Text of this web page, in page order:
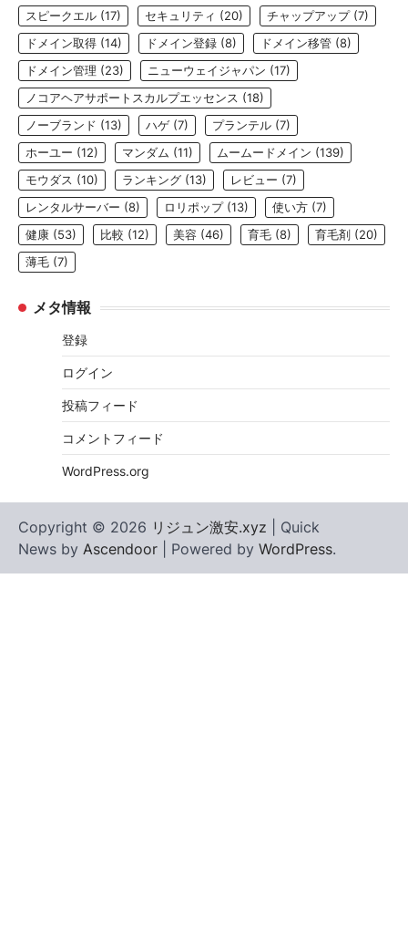
スピークエル (17) セキュリティ (20) チャップアップ(7)
ドメイン取得 (14) ドメイン登録 (8) ドメイン移管 (8)
ドメイン管理 (23) ニューウェイジャパン (17)
ノコアヘアサポートスカルプエッセンス (18)
ノーブランド (13) ハゲ (7) プランテル (7)
ホーユー (12) マンダム (11) ムームードメイン (139)
モウダス (10) ランキング (13) レビュー (7)
レンタルサーバー (8) ロリポップ(13) 使い方 (7)
健康 (53) 比較 (12) 美容 (46) 育毛 (8) 育毛剤 (20)
薄毛 (7)
メタ情報
登録
ログイン
投稿フィード
コメントフィード
WordPress.org
Copyright © 2026 リジュン激安.xyz | Quick
News by Ascendoor | Powered by WordPress.